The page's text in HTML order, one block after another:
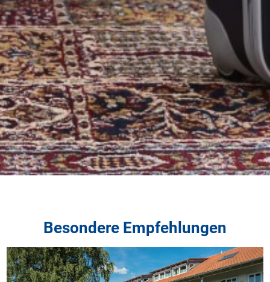
Besondere Empfehlungen